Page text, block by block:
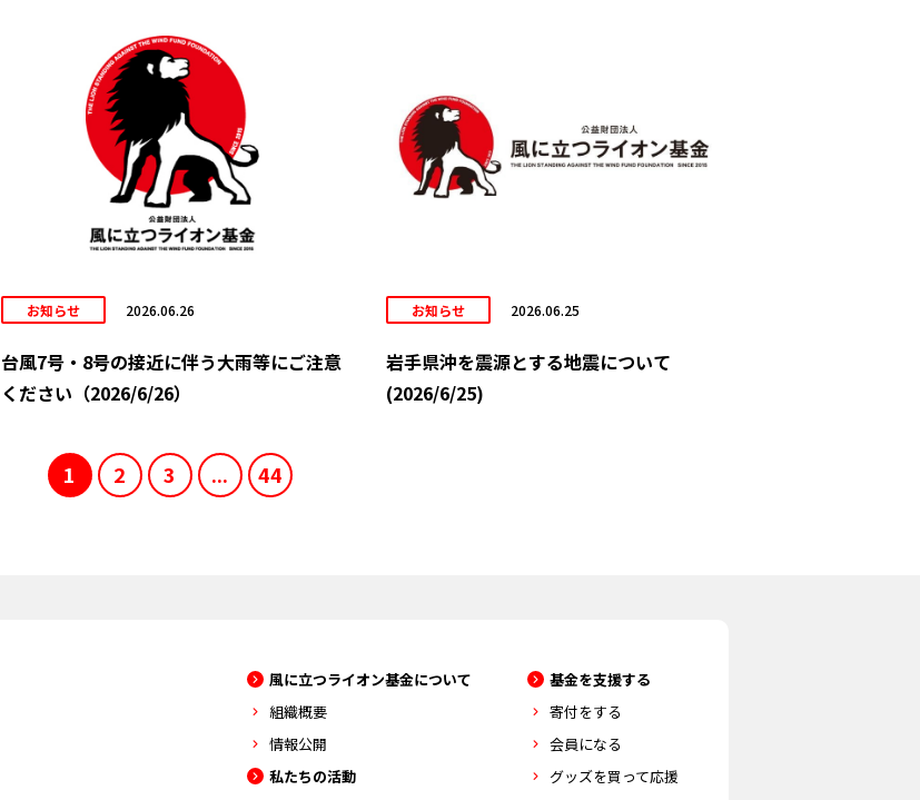
お知らせ 2026.06.26
台風7号・8号の接近に伴う大雨等にご注意
ください（2026/6/26）
お知らせ 2026.06.25
岩手県沖を震源とする地震について
(2026/6/25)
1 2 3 ... 44
風に立つライオン基金について
組織概要
情報公開
私たちの活動
基金を支援する
寄付をする
会員になる
グッズを買って応援